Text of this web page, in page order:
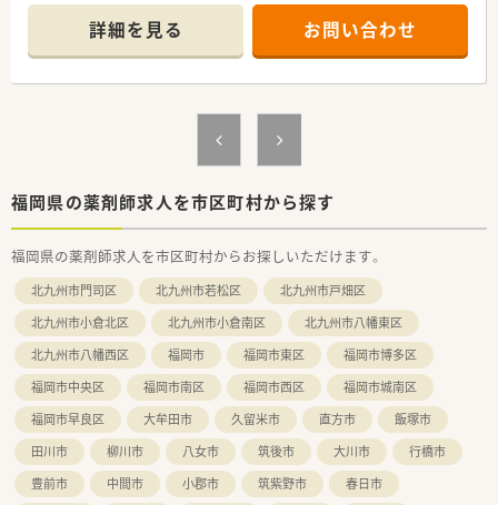
【店舗情報と応需状況について】
■春日原駅から車で10分の立地にあり、主に門前の医療機関か
ら内科や呼吸器科の処方箋を応需しています。
る吸入指導を月80件以上行っています。
■地域支援体制加算や後発医薬品調剤体制加算3を取得してお
【法人特徴について】
■現場の声を大切にする風通しの良い社風が魅力で、社員アンケ
ートを通じた環境改善により離職率も低いです。
■創業1年目から継続して定期昇給を行っている安定企業であ
り、定年後も減給なしで長く働くことができます。
【こんな取り組みをしています】
■毎朝オンラインによる短い研修を実施しており、通勤時間など
の隙間時間を利用したながら研修が可能です。
■外来がん専門薬剤師の育成に力を入れており、大学病院や専門
医と連携した本格的な実務研修を行っています。
■店舗持ち回りで実施されるジェネラリスト研修や、専門の薬剤
師から学べる漢方研修など教育体制が豊富です。
詳細を見る お問い合わせ
福岡県の薬剤師求人を市区町村から探す
福岡県の薬剤師求人を市区町村からお探しいただけます。
北九州市門司区 北九州市若松区
北九州市戸畑区
北九州市小倉北区
北九州市小倉南区
北九州市八幡東区
北九州市八幡西区
福岡市 福岡市東区
福岡市博多区
福岡市中央区
福岡市南区 福岡市西区
福岡市城南区
福岡市早良区
大牟田市 久留米市 直方市
飯塚市
田川市
柳川市 八女市 筑後市 大川市
行橋市
豊前市
中間市 小郡市 筑紫野市
春日市